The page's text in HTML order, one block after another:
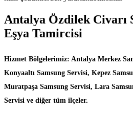
Antalya Özdilek Civarı
Eşya Tamircisi
Hizmet Bölgelerimiz: Antalya Merkez
Konyaaltı Samsung Servisi, Kepez
Muratpaşa Samsung Servisi, Lara
Servisi ve diğer tüm ilçeler.